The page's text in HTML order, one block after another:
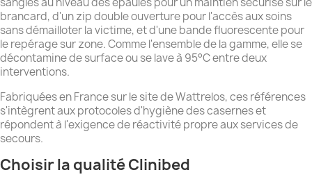
brancard, d'un zip double ouverture pour l'accès aux soins
sans démailloter la victime, et d'une bande fluorescente pour
le repérage sur zone. Comme l'ensemble de la gamme, elle se
décontamine de surface ou se lave à 95°C entre deux
interventions.
Fabriquées en France sur le site de Wattrelos, ces références
s'intègrent aux protocoles d'hygiène des casernes et
répondent à l'exigence de réactivité propre aux services de
secours.
Choisir la qualité Clinibed